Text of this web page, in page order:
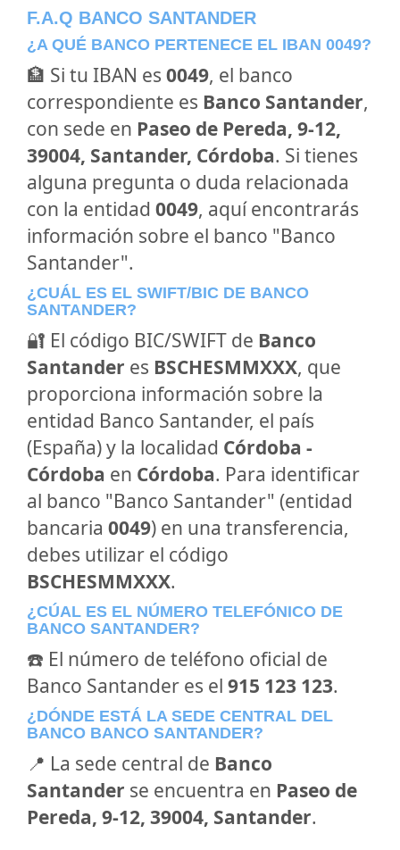
F.A.Q BANCO SANTANDER
¿A QUÉ BANCO PERTENECE EL IBAN 0049?
🏦 Si tu IBAN es 0049, el banco
correspondiente es Banco Santander,
con sede en Paseo de Pereda, 9-12,
39004, Santander, Córdoba. Si tienes
alguna pregunta o duda relacionada
con la entidad 0049, aquí encontrarás
información sobre el banco "Banco
Santander".
¿CUÁL ES EL SWIFT/BIC DE BANCO
SANTANDER?
🔐 El código BIC/SWIFT de Banco
Santander es BSCHESMMXXX, que
proporciona información sobre la
entidad Banco Santander, el país
(España) y la localidad Córdoba -
Córdoba en Córdoba. Para identificar
al banco "Banco Santander" (entidad
bancaria 0049) en una transferencia,
debes utilizar el código
BSCHESMMXXX.
¿CÚAL ES EL NÚMERO TELEFÓNICO DE
BANCO SANTANDER?
☎️ El número de teléfono oficial de
Banco Santander es el 915 123 123.
¿DÓNDE ESTÁ LA SEDE CENTRAL DEL
BANCO BANCO SANTANDER?
📍 La sede central de Banco
Santander se encuentra en Paseo de
Pereda, 9-12, 39004, Santander.